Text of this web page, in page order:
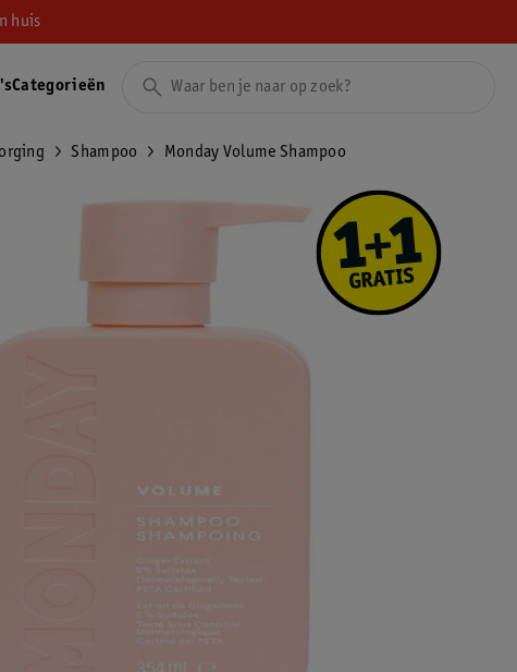
huis
Categorieën
Shampoo Monday Volume Shampoo